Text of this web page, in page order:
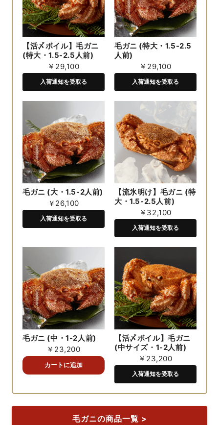
【活〆ボイル】毛ガニ
(特大・1.5-2.5人前)
￥29,100
入荷通知を受取る
毛ガニ (特大・1.5-2.5
人前)
￥29,100
入荷通知を受取る
毛ガニ (大・1.5-2人前)
￥26,100
入荷通知を受取る
【流氷明け】毛ガニ (特
大・1.5-2.5人前)
￥32,100
入荷通知を受取る
毛ガニ (中・1-2人前)
￥23,200
【活〆ボイル】毛ガニ
(中サイズ・1-2人前)
￥23,200
入荷通知を受取る
毛ガニの商品一覧 >